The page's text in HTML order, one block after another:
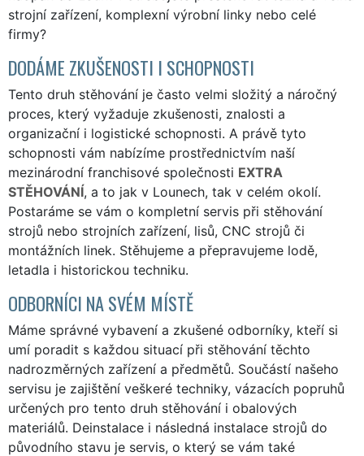
strojní zařízení, komplexní výrobní linky nebo celé
firmy?
DODÁME ZKUŠENOSTI I SCHOPNOSTI
Tento druh stěhování je často velmi složitý a náročný
proces, který vyžaduje zkušenosti, znalosti a
organizační i logistické schopnosti. A právě tyto
schopnosti vám nabízíme prostřednictvím naší
mezinárodní franchisové společnosti EXTRA
STĚHOVÁNÍ, a to jak v Lounech, tak v celém okolí.
Postaráme se vám o kompletní servis při stěhování
strojů nebo strojních zařízení, lisů, CNC strojů či
montážních linek. Stěhujeme a přepravujeme lodě,
letadla i historickou techniku.
ODBORNÍCI NA SVÉM MÍSTĚ
Máme správné vybavení a zkušené odborníky, kteří si
umí poradit s každou situací při stěhování těchto
nadrozměrných zařízení a předmětů. Součástí našeho
servisu je zajištění veškeré techniky, vázacích popruhů
určených pro tento druh stěhování i obalových
materiálů. Deinstalace i následná instalace strojů do
původního stavu je servis, o který se vám také